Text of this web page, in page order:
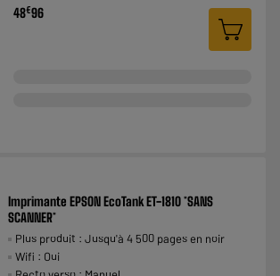
48€96
Imprimante EPSON EcoTank ET-1810 *SANS
SCANNER*
Plus produit : Jusqu'à 4 500 pages en noir
Wifi : Oui